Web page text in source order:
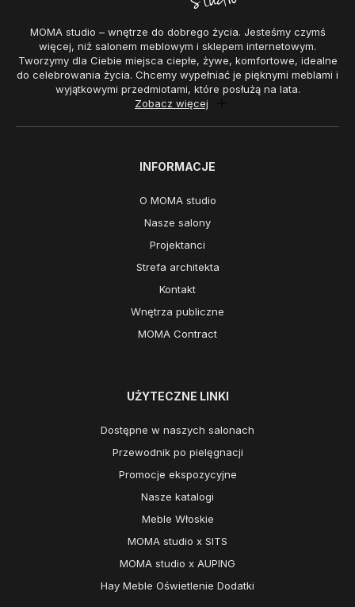
MOMA studio – wnętrze do dobrego życia. Jesteśmy czymś
więcej, niż salonem meblowym i sklepem internetowym.
Tworzymy dla Ciebie miejsca ciepłe, żywe, komfortowe, idealne
do celebrowania życia. Chcemy wypełniać je pięknymi meblami i
wyjątkowymi przedmiotami, które posłużą na lata.
Zobacz więcej
INFORMACJE
O MOMA studio
Nasze salony
Projektanci
Strefa architekta
Kontakt
Wnętrza publiczne
MOMA Contract
UŻYTECZNE LINKI
Dostępne w naszych salonach
Przewodnik po pielęgnacji
Promocje ekspozycyjne
Nasze katalogi
Meble Włoskie
MOMA studio x SITS
MOMA studio x AUPING
Hay Meble Oświetlenie Dodatki